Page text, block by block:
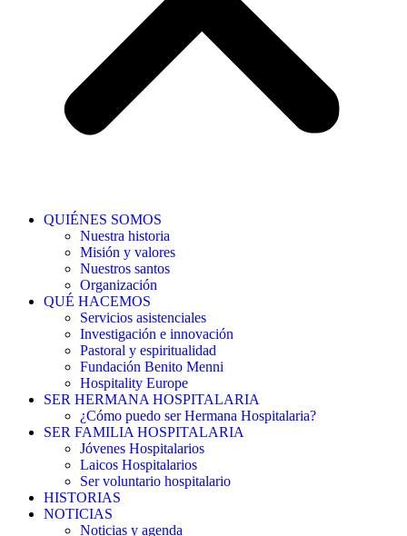
QUIÉNES SOMOS
Nuestra historia
Misión y valores
Nuestros santos
Organización
QUÉ HACEMOS
Servicios asistenciales
Investigación e innovación
Pastoral y espiritualidad
Fundación Benito Menni
Hospitality Europe
SER HERMANA HOSPITALARIA
¿Cómo puedo ser Hermana Hospitalaria?
SER FAMILIA HOSPITALARIA
Jóvenes Hospitalarios
Laicos Hospitalarios
Ser voluntario hospitalario
HISTORIAS
NOTICIAS
Noticias y agenda